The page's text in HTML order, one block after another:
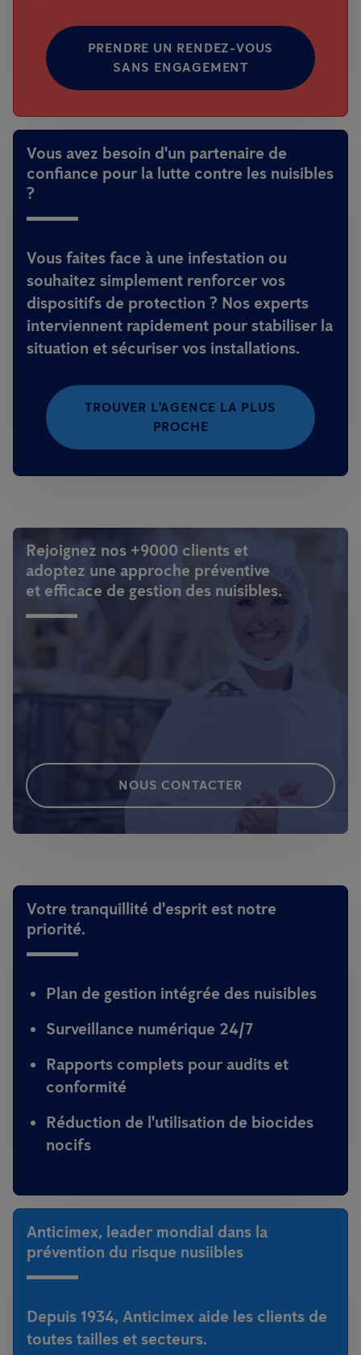
PRENDRE UN RENDEZ-VOUS
SANS ENGAGEMENT
Vous avez besoin d'un partenaire de
confiance pour la lutte contre les nuisibles
?
Vous faites face à une infestation ou
souhaitez simplement renforcer vos
dispositifs de protection ? Nos experts
interviennent rapidement pour stabiliser la
situation et sécuriser vos installations.
TROUVER L'AGENCE LA PLUS
PROCHE
Rejoignez nos +9000 clients et
adoptez une approche préventive
et efficace de gestion des nuisibles.
NOUS CONTACTER
Votre tranquillité d'esprit est notre
priorité.
Plan de gestion intégrée des nuisibles
Surveillance numérique 24/7
Rapports complets pour audits et
conformité
Réduction de l'utilisation de biocides
nocifs
Anticimex, leader mondial dans la
prévention du risque nusiibles
Depuis 1934, Anticimex aide les clients de
toutes tailles et secteurs.